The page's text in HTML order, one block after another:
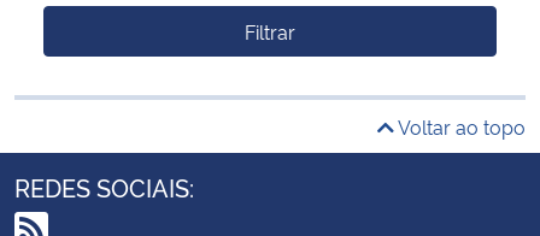
Filtrar
Voltar ao topo
REDES SOCIAIS: